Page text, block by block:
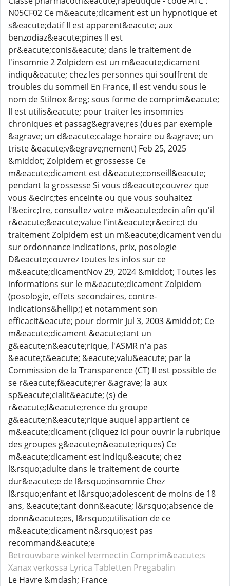
N05CF02 Ce m&eacute;dicament est un hypnotique et
s&eacute;datif Il est apparent&eacute; aux
benzodiaz&eacute;pines Il est
pr&eacute;conis&eacute; dans le traitement de
l'insomnie 2 Zolpidem est un m&eacute;dicament
indiqu&eacute; chez les personnes qui souffrent de
troubles du sommeil En France, il est vendu sous le
nom de Stilnox &reg; sous forme de comprim&eacute;
Il est utilis&eacute; pour traiter les insomnies
chroniques et passag&egrave;res (dues par exemple
&agrave; un d&eacute;calage horaire ou &agrave; un
triste &eacute;v&egrave;nement) Feb 25, 2025
&middot; Zolpidem et grossesse Ce
m&eacute;dicament est d&eacute;conseill&eacute;
pendant la grossesse Si vous d&eacute;couvrez que
vous &ecirc;tes enceinte ou que vous souhaitez
l'&ecirc;tre, consultez votre m&eacute;decin afin qu'il
r&eacute;&eacute;value l'int&eacute;r&ecirc;t du
traitement Zolpidem est un m&eacute;dicament vendu
sur ordonnance Indications, prix, posologie
D&eacute;couvrez toutes les infos sur ce
m&eacute;dicamentNov 29, 2024 &middot; Toutes les
informations sur le m&eacute;dicament Zolpidem
(posologie, effets secondaires, contre-
indications&hellip;) et notamment son
efficacit&eacute; pour dormir Jul 3, 2003 &middot; Ce
m&eacute;dicament &eacute;tant un
g&eacute;n&eacute;rique, l'ASMR n'a pas
&eacute;t&eacute; &eacute;valu&eacute; par la
Commission de la Transparence (CT) Il est possible de
se r&eacute;f&eacute;rer &agrave; la aux
sp&eacute;cialit&eacute; (s) de
r&eacute;f&eacute;rence du groupe
g&eacute;n&eacute;rique auquel appartient ce
m&eacute;dicament (cliquez ici pour ouvrir la rubrique
des groupes g&eacute;n&eacute;riques) Ce
m&eacute;dicament est indiqu&eacute; chez
l&rsquo;adulte dans le traitement de courte
dur&eacute;e de l&rsquo;insomnie Chez
l&rsquo;enfant et l&rsquo;adolescent de moins de 18
ans, &eacute;tant donn&eacute; l&rsquo;absence de
donn&eacute;es, l&rsquo;utilisation de ce
m&eacute;dicament n&rsquo;est pas
recommand&eacute;e
Betrouwbare winkel Ivermectin Comprim&eacute;s
Xanaxverkossa Lyrica Tabletten Pregabalin
Le Havre &mdash; France